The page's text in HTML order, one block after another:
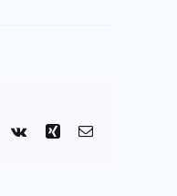
Pinterest
Vk Xing Email: